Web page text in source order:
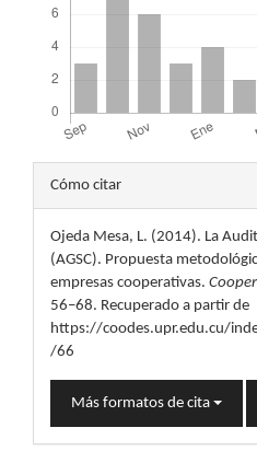
Detalles
del
artículo
Cómo citar
Ojeda Mesa, L. (2014). La
(AGSC). Propuesta
empresas cooperativas.
56–68. Recuperado a partir de
https://coodes.upr.edu.cu/
/66
Más formatos de cita